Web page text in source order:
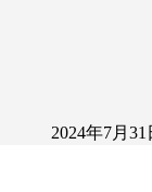
2024年7月31